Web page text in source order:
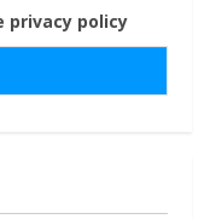
privacy policy